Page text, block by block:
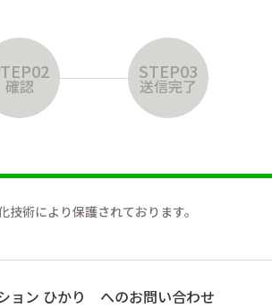
確認
STEP03
送信完了
術により保護されております。
ョン ひかり へのお問い合わせ